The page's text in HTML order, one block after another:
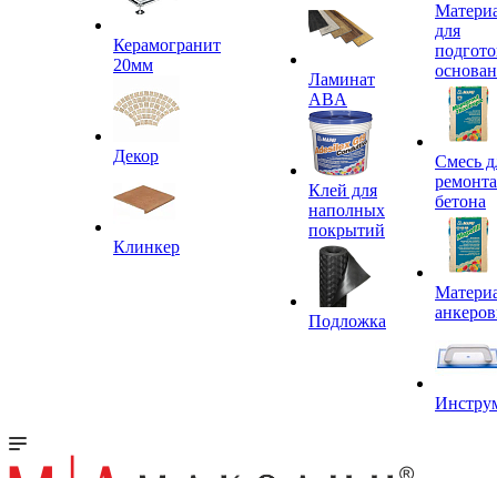
Керамогранит
20мм
Декор
Клинкер
Ламинат
ABA
Клей для
наполных
покрытий
Подложка
для
Смесь
ремонта
бетона